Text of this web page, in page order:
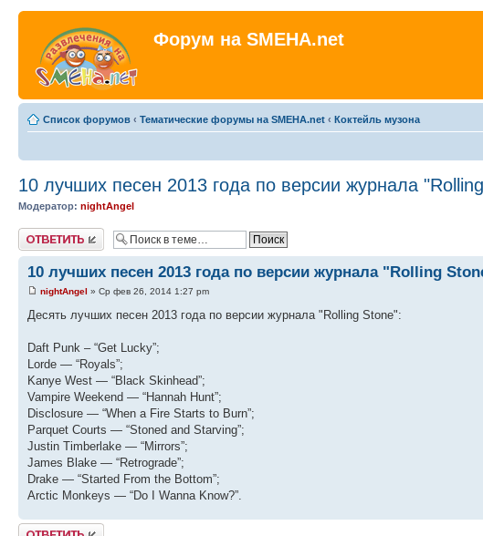
Форум на SMEHA.net
Список форумов ‹ Тематические форумы на SMEHA.net ‹ Коктейль музона
10 лучших песен 2013 года по версии журнала
Модератор: nightAngel
Ответить
10 лучших песен 2013 года по версии журнала "Rolling
nightAngel » Ср фев 26, 2014 1:27 pm
Десять лучших песен 2013 года по версии журнала "Rolling Stone":
Daft Punk – “Get Lucky”;
Lorde — “Royals”;
Kanye West — “Black Skinhead”;
Vampire Weekend — “Hannah Hunt”;
Disclosure — “When a Fire Starts to Burn”;
Parquet Courts — “Stoned and Starving”;
Justin Timberlake — “Mirrors”;
James Blake — “Retrograde”;
Drake — “Started From the Bottom”;
Arctic Monkeys — “Do I Wanna Know?”.
Ответить